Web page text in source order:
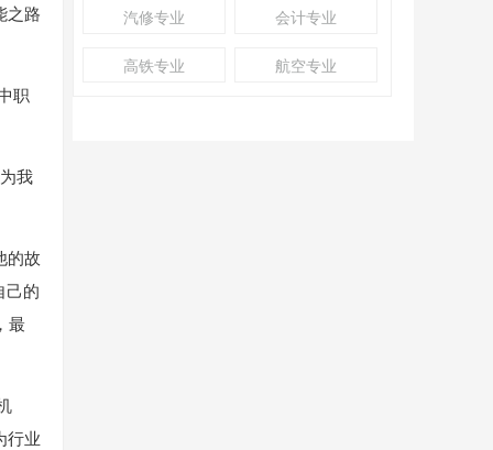
之路
职
我
的故
己的
最
行业
汽修专业 会计专业
高铁专业 航空专业